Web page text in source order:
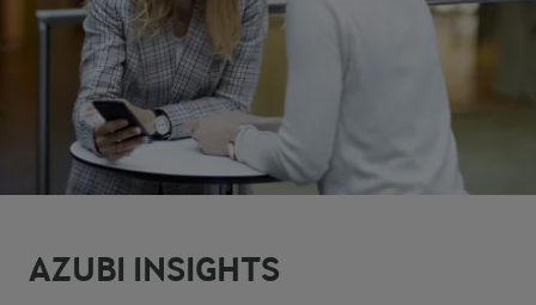
AZUBI INSIGHTS